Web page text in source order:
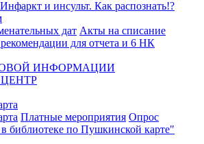
Инфаркт и инсульт. Как распознать!?
дат Акты на списание
для отчета и 6 НК
ИНФОРМАЦИИ
Платные мероприятия Опрос
библиотеке по Пушкинской карте"